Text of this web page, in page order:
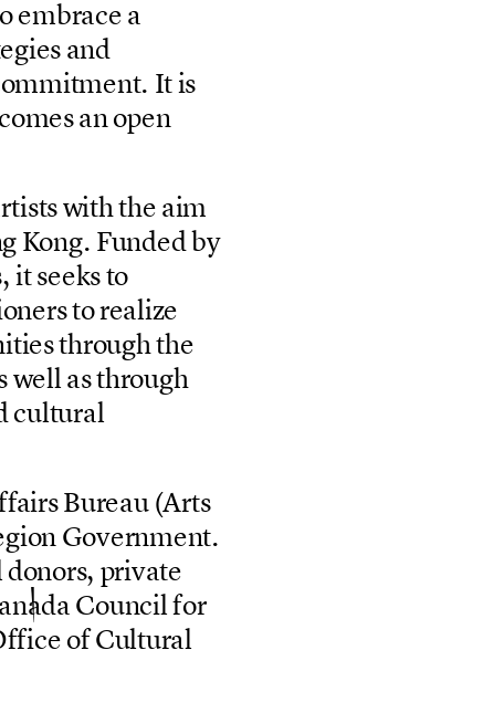
oembracea
egiesand
ommitment. Itis
omesanopen
rtistswiththeaim
gKong. Fundedby
,itseeksto
onerstorealize
itiesthroughthe
wellasthrough
cultural
fairsBureau(Arts
gionGovernment.
donors, private
anadaCouncilfor
fficeofCultural